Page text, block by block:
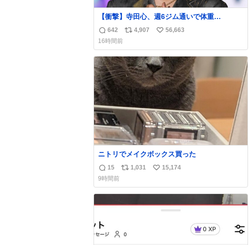
【衝撃】寺田心、週6ジム通いで体重
62kg→82kgに 110kgのベンチプレス持ち上
げる姿披露
news.livedoor.com/article/detail… 元々自重
のみだったが、更に筋肉を大きくするためジ
ム通いを開始。筋肉増量のためおにぎり10
個、ゼリー飲料3～4本、パスタと毎日4千kcal
オーバーの食事を摂取し、増量したという。
返
信
数
642
リ
ス
ト
数
4,907
い
ね
数
56,663
16時間前
ニトリでメイクボックス買った
返
信
数
15
リ
ス
ト
1,031
い
ね
数
15,174
9時間前